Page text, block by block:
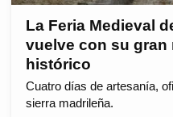
La Feria Medieval
vuelve con su gran
histórico
Cuatro días de artesanía,
sierra madrileña.